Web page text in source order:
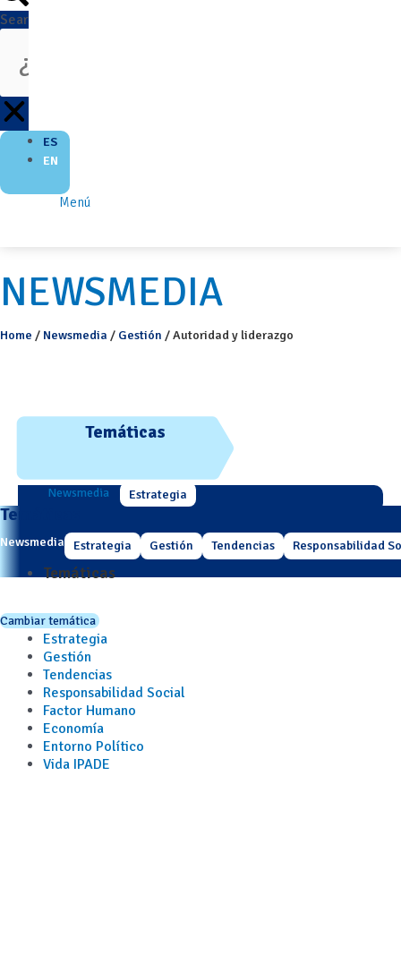
Search
ES
EN
Menú
NEWSMEDIA
Home / Newsmedia / Gestión /Autoridad y liderazgo
Temáticas
Newsmedia Estrategia
Temáticas
Newsmedia Estrategia Gestión Tendencias Responsabilidad
Temáticas
Cambiar temática
Estrategia
Gestión
Tendencias
Responsabilidad Social
Factor Humano
Economía
Entorno Político
Vida IPADE